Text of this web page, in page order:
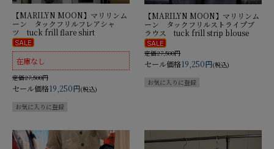
【MARILYN MOON】マリリンム
ーン タックフリルフレアシャ
ツ tuck frill flare shirt
在庫なし
定価27,500円
セール価格19,250円(税込)
【MARILYN MOON】マリリンム
ーン タックフリルストライプブ
ラウス tuck frill strip blouse
定価27,500円
セール価格19,250円(税込)